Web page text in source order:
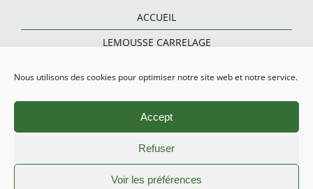
Nous utilisons des cookies pour optimiser notre site web et notre service.
Accept
Refuser
Voir les préférences
ACCUEIL
LEMOUSSE CARRELAGE
CARRELAGE EXTÉRIEUR
CONTACT